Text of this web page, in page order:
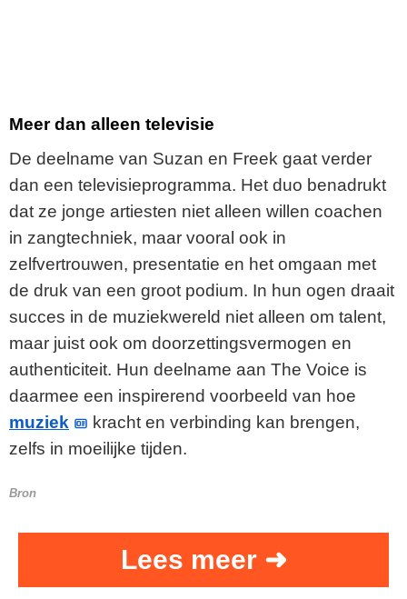
Meer dan alleen televisie
De deelname van Suzan en Freek gaat verder
dan een televisieprogramma. Het duo benadrukt
dat ze jonge artiesten niet alleen willen coachen
in zangtechniek, maar vooral ook in
zelfvertrouwen, presentatie en het omgaan met
de druk van een groot podium. In hun ogen draait
succes in de muziekwereld niet alleen om talent,
maar juist ook om doorzettingsvermogen en
authenticiteit. Hun deelname aan The Voice is
daarmee een inspirerend voorbeeld van hoe
muziek
kracht en verbinding kan brengen,
zelfs in moeilijke tijden.
Bron
Lees meer ➜